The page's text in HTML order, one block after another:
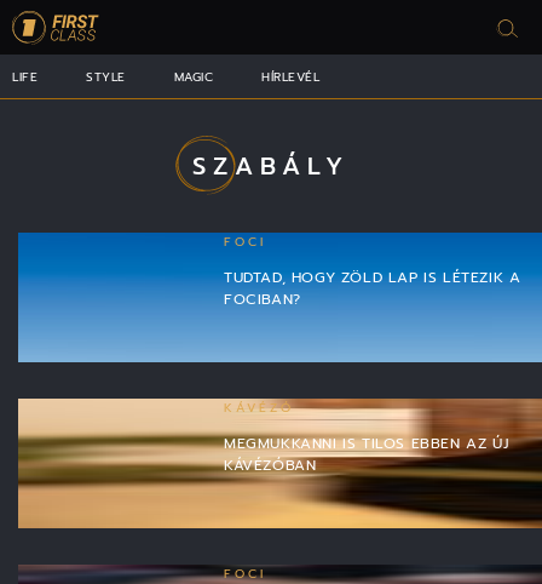
LIFE STYLE MAGIC HÍRLEVÉL
SZABÁLY
FOCI
TUDTAD, HOGY ZÖLD LAP IS LÉTEZIK A
FOCIBAN?
KÁVÉZÓ
MEGMUKKANNI IS TILOS EBBEN AZ ÚJ
KÁVÉZÓBAN
FOCI